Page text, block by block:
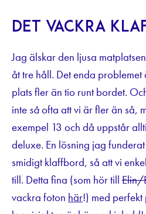
Det vackra
Jag älskar den ljusa
åt tre håll. Det enda
plats fler än tio runt bordet.
inte såofta att vi är fler än så,
exempel 13 och då uppstår
deluxe. En lösning jag
smidigt klaffbord, så att vi
till. Detta fina (som hör till Elin/
vackra foton här!) med